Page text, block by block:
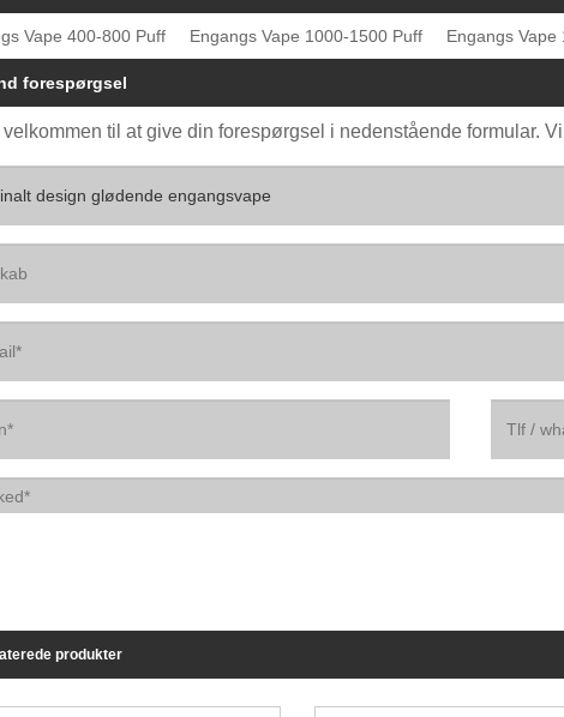
Vape 400-800 Puff Engangs Vape 1000-1500 Puff Engangs
forespørgsel
til at give din forespørgsel i nedenstående formular.
produkter